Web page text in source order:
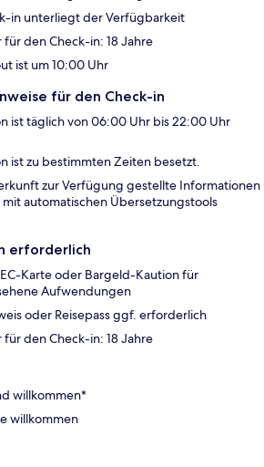
in unterliegt der Verfügbarkeit
den Check-in: 18 Jahre
ist um 10:00 Uhr
für den Check-in
ist täglich von 06:00 Uhr bis 22:00 Uhr
ist zu bestimmten Zeiten besetzt.
zur Verfügung gestellte Informationen
automatischen Übersetzungstools
erforderlich
Karte oder Bargeld-Kaution für
Aufwendungen
oder Reisepass ggf. erforderlich
den Check-in: 18 Jahre
willkommen*
willkommen